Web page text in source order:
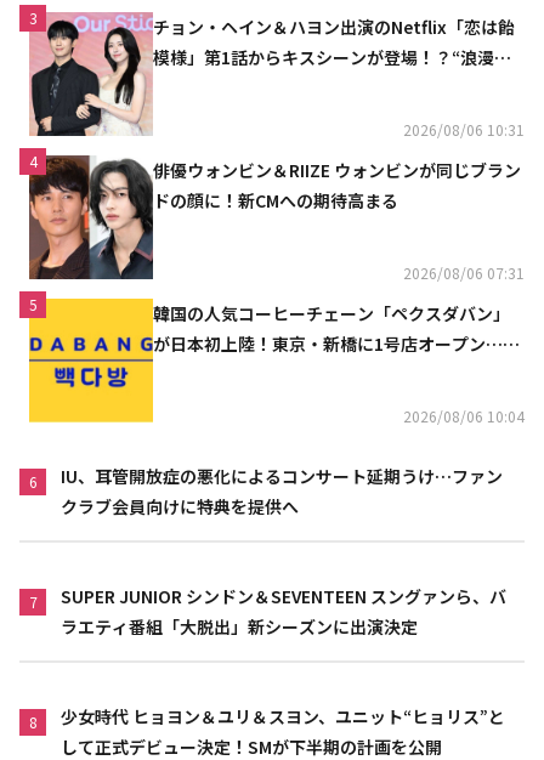
3
チョン・ヘイン＆ハヨン出演のNetflix「恋は飴
模様」第1話からキスシーンが登場！？“浪漫と
2026/08/06 10:31
4
俳優ウォンビン＆RIIZE ウォンビンが同じブラン
ドの顔に！新CMへの期待高まる
2026/08/06 07:31
5
韓国の人気コーヒーチェーン「ペクスダバン」
が日本初上陸！東京・新橋に1号店オープン…海
2026/08/06 10:04
6
IU、耳管開放症の悪化によるコンサート延期うけ…ファン
クラブ会員向けに特典を提供へ
7
SUPER JUNIOR シンドン＆SEVENTEEN スングァンら、バ
ラエティ番組「大脱出」新シーズンに出演決定
8
少女時代 ヒョヨン＆ユリ＆スヨン、ユニット“ヒョリス”と
して正式デビュー決定！SMが下半期の計画を公開